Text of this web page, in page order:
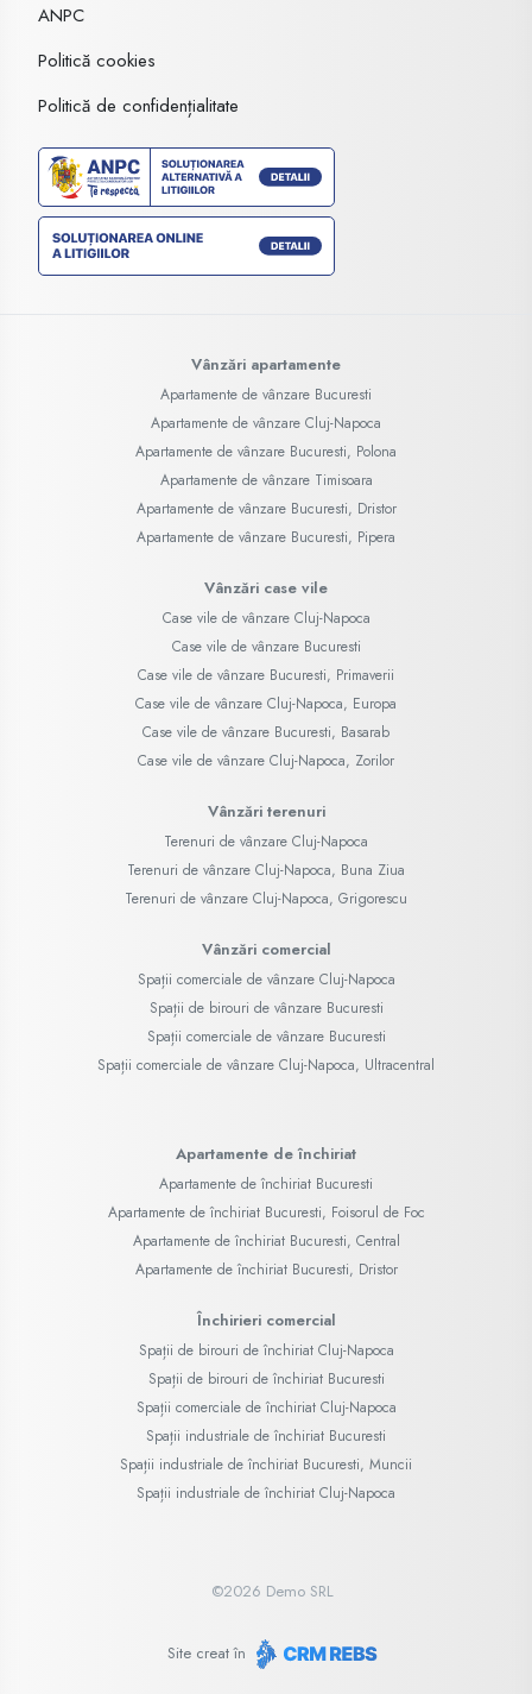
ANPC
Politică cookies
Politică de confidențialitate
Vânzări apartamente
Apartamente de vânzare Bucuresti
Apartamente de vânzare Cluj-Napoca
Apartamente de vânzare Bucuresti, Polona
Apartamente de vânzare Timisoara
Apartamente de vânzare Bucuresti, Dristor
Apartamente de vânzare Bucuresti, Pipera
Vânzări case vile
Case vile de vânzare Cluj-Napoca
Case vile de vânzare Bucuresti
Case vile de vânzare Bucuresti, Primaverii
Case vile de vânzare Cluj-Napoca, Europa
Case vile de vânzare Bucuresti, Basarab
Case vile de vânzare Cluj-Napoca, Zorilor
Vânzări terenuri
Terenuri de vânzare Cluj-Napoca
Terenuri de vânzare Cluj-Napoca, Buna Ziua
Terenuri de vânzare Cluj-Napoca, Grigorescu
Vânzări comercial
Spații comerciale de vânzare Cluj-Napoca
Spații de birouri de vânzare Bucuresti
Spații comerciale de vânzare Bucuresti
Spații comerciale de vânzare Cluj-Napoca, Ultracentral
Apartamente de închiriat
Apartamente de închiriat Bucuresti
Apartamente de închiriat Bucuresti, Foisorul de Foc
Apartamente de închiriat Bucuresti, Central
Apartamente de închiriat Bucuresti, Dristor
Închirieri comercial
Spații de birouri de închiriat Cluj-Napoca
Spații de birouri de închiriat Bucuresti
Spații comerciale de închiriat Cluj-Napoca
Spații industriale de închiriat Bucuresti
Spații industriale de închiriat Bucuresti, Muncii
Spații industriale de închiriat Cluj-Napoca
©2026 Demo SRL
Site creat în